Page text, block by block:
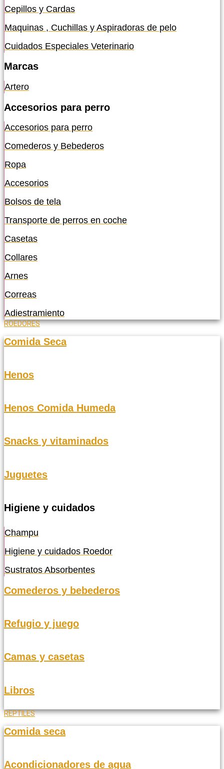
Cepillos y Cardas
Maquinas , Cuchillas y Aspiradoras de pelo
Cuidados Especiales Veterinario
Marcas
Artero
Accesorios para perro
Accesorios para perro
Comederos y Bebederos
Ropa
Accesorios
Bolsos de tela
Transporte de perros en coche
Casetas
Collares
Arnes
Correas
Adiestramiento
ROEDORES
Comida Seca
Henos
Henos Comida Humeda
Snacks y vitaminados
Juguetes
Higiene y cuidados
Champu
Higiene y cuidados Roedor
Sustratos Absorbentes
Comederos y bebederos
Refugio y juego
Camas y casetas
Libros
REPTILES
Comida seca
Acondicionadores de agua